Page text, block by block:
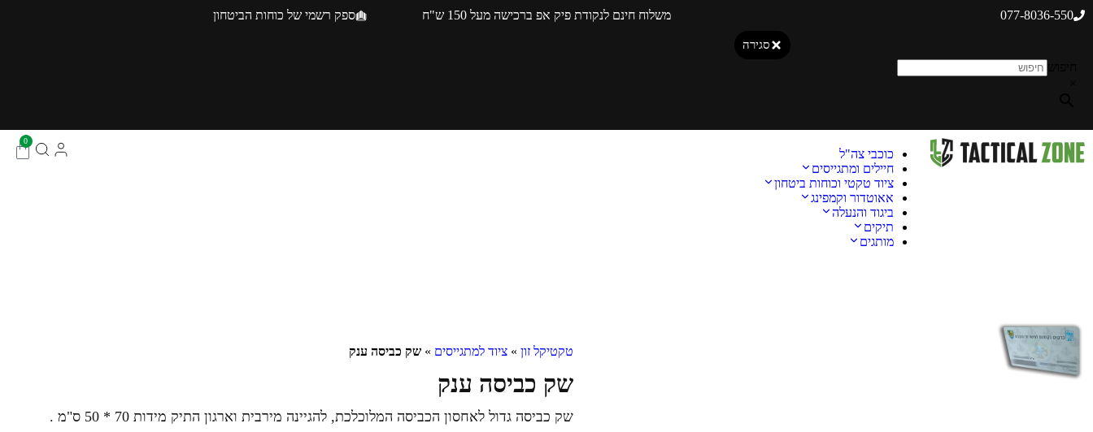
077-8036-550 משלוח חינם לנקודת פיק אפ ברכישה מעל 150 ש"ח ספק רשמי של כוחות הביטחון
סגירה
כוכבי צה"ל
חיילים ומתגייסים
ציוד טקטי וכוחות ביטחון
אאוטדור וקמפינג
ביגוד והנעלה
תיקים
מותגים
0
טקטיקל זון » ציוד למתגייסים » שק כביסה ענק
שק כביסה ענק
שק כביסה גדול לאחסון הכביסה המלוכלכת, להגיינה מירבית וארגון התיק מידות 70 * 50 ס"מ .